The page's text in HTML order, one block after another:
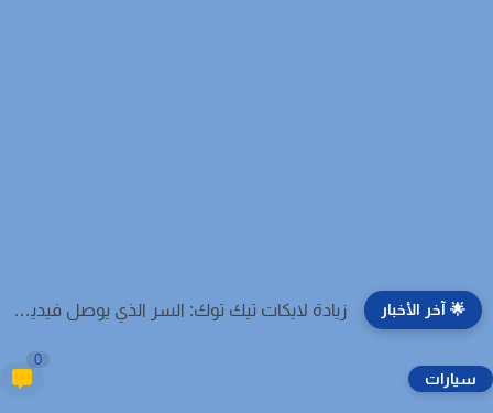
🌟 آخر الأخبار زيادة لايكات تيك توك: السر الذي يوصل فيديوهاتك إلى For...